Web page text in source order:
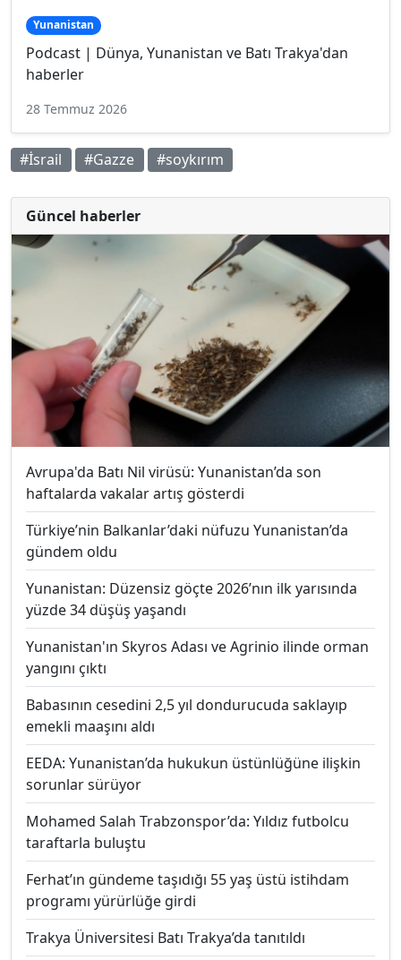
Yunanistan
Podcast | Dünya, Yunanistan ve Batı Trakya'dan
haberler
28 Temmuz 2026
#İsrail #Gazze #soykırım
Güncel haberler
Avrupa'da Batı Nil virüsü: Yunanistan’da son
haftalarda vakalar artış gösterdi
Türkiye’nin Balkanlar’daki nüfuzu Yunanistan’da
gündem oldu
Yunanistan: Düzensiz göçte 2026’nın ilk yarısında
yüzde 34 düşüş yaşandı
Yunanistan'ın Skyros Adası ve Agrinio ilinde orman
yangını çıktı
Babasının cesedini 2,5 yıl dondurucuda saklayıp
emekli maaşını aldı
EEDA: Yunanistan’da hukukun üstünlüğüne ilişkin
sorunlar sürüyor
Mohamed Salah Trabzonspor’da: Yıldız futbolcu
taraftarla buluştu
Ferhat’ın gündeme taşıdığı 55 yaş üstü istihdam
programı yürürlüğe girdi
Trakya Üniversitesi Batı Trakya’da tanıtıldı